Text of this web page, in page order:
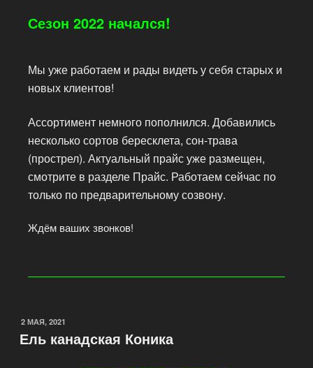
Сезон 2022 начался!
Мы уже работаем и рады видеть у себя старых и
новых клиентов!
Ассортимент немного пополнился. Добавились
несколько сортов бересклета, сон-трава
(прострел). Актуальный прайс уже размещен,
смотрите в разделе Прайс. Работаем сейчас по
только по предварительному созвону.
Ждём ваших звонков!
2 МАЯ, 2021
Ель канадская Коника​